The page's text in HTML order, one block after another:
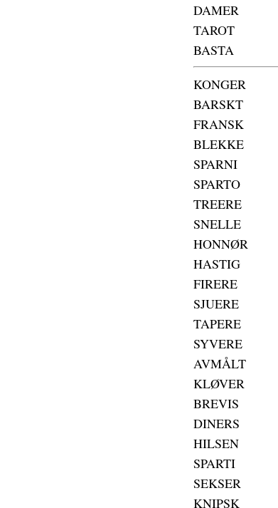
DAMER
TAROT
BASTA
KONGER
BARSKT
FRANSK
BLEKKE
SPARNI
SPARTO
TREERE
SNELLE
HONNØR
HASTIG
FIRERE
SJUERE
TAPERE
SYVERE
AVMÅLT
KLØVER
BREVIS
DINERS
HILSEN
SPARTI
SEKSER
KNIPSK